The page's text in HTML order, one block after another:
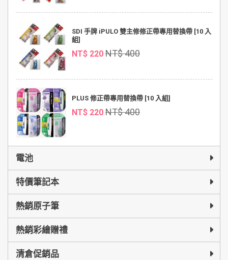
SDI 手牌 iPULO 雙主修修正帶專用替換帶 [10 入
組]
NT$ 220 NT$ 400
PLUS 修正帶專用替換帶 [10 入組]
NT$ 220 NT$ 400
電池
特價筆記本
熱銷原子筆
熱銷彩繪贈禮
清倉促銷品